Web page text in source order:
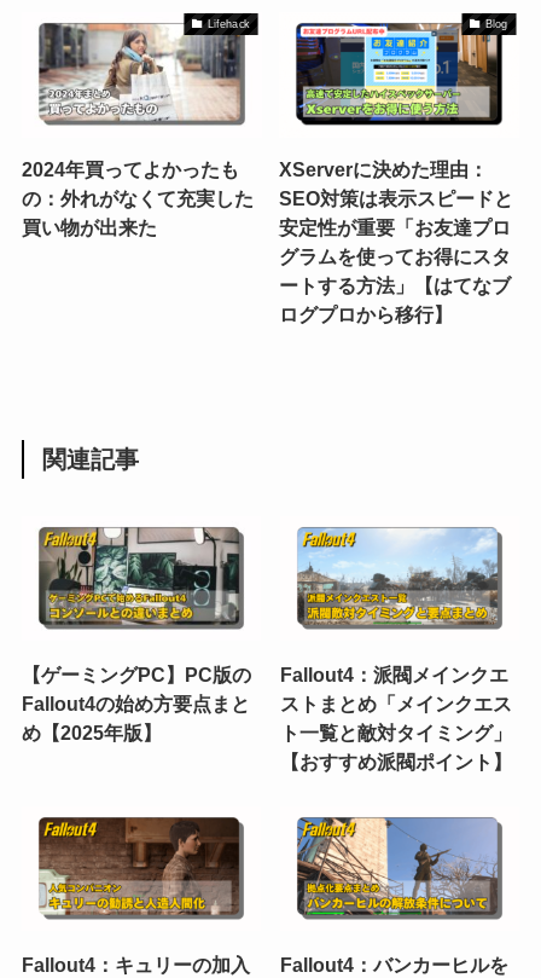
Lifehack
2024年買ってよかったも
の：外れがなくて充実した
買い物が出来た
Blog
XServerに決めた理由：
SEO対策は表示スピードと
安定性が重要「お友達プロ
グラムを使ってお得にスタ
ートする方法」【はてなブ
ログプロから移行】
関連記事
【ゲーミングPC】PC版の
Fallout4の始め方要点まと
め【2025年版】
Fallout4：派閥メインクエ
ストまとめ「メインクエス
ト一覧と敵対タイミング」
【おすすめ派閥ポイント】
Fallout4：キュリーの加入
Fallout4：バンカーヒルを